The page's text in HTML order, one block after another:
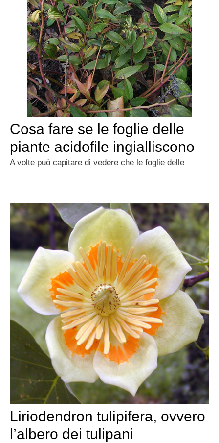
Cosa fare se le foglie delle
piante acidofile ingialliscono
A volte può capitare di vedere che le foglie delle
Liriodendron tulipifera, ovvero
l’albero dei tulipani